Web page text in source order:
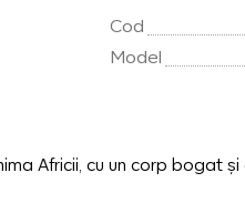
Cod
Model
Africii, cu un corp